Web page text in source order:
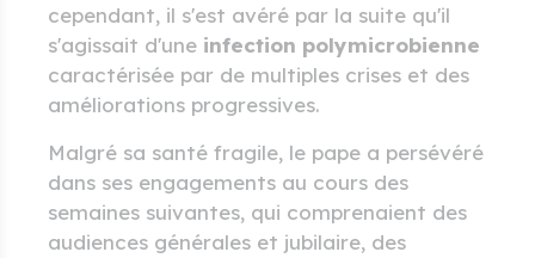
cependant, il s'est avéré par la suite qu'il
s'agissait d'une infection polymicrobienne
caractérisée par de multiples crises et des
améliorations progressives.
Malgré sa santé fragile, le pape a persévéré
dans ses engagements au cours des
semaines suivantes, qui comprenaient des
audiences générales et jubilaire, des